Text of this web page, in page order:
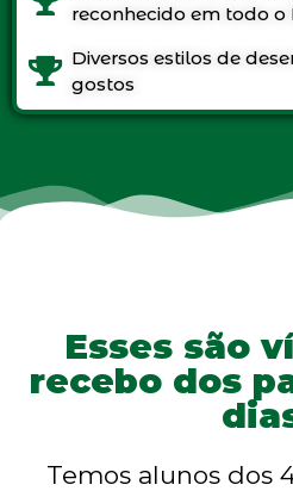
reconhecido em todo o
Diversos estilos de
gostos
Esses são
recebo dos
Temos alunos dos